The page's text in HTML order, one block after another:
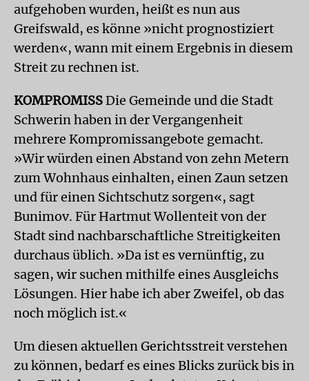
aufgehoben wurden, heißt es nun aus
Greifswald, es könne »nicht prognostiziert
werden«, wann mit einem Ergebnis in diesem
Streit zu rechnen ist.
KOMPROMISSDie Gemeinde und die Stadt
Schwerin haben in der Vergangenheit
mehrere Kompromissangebote gemacht.
»Wir würden einen Abstand von zehn Metern
zum Wohnhaus einhalten, einen Zaun setzen
und für einen Sichtschutz sorgen«, sagt
Bunimov. Für Hartmut Wollenteit von der
Stadt sind nachbarschaftliche Streitigkeiten
durchaus üblich. »Da ist es vernünftig, zu
sagen, wir suchen mithilfe eines Ausgleichs
Lösungen. Hier habe ich aber Zweifel, ob das
noch möglich ist.«
Um diesen aktuellen Gerichtsstreit verstehen
zu können, bedarf es eines Blicks zurück bis in